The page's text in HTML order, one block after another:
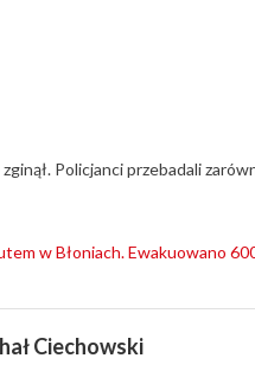
Policjanci przebadali
w Błoniach. Ewakuowano
Ciechowski